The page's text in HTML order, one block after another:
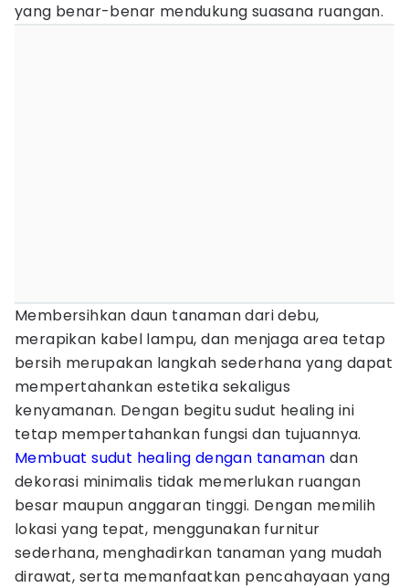
yang benar-benar mendukung suasana ruangan.
Membersihkan daun tanaman dari debu,
merapikan kabel lampu, dan menjaga area tetap
bersih merupakan langkah sederhana yang dapat
mempertahankan estetika sekaligus
kenyamanan. Dengan begitu sudut healing ini
tetap mempertahankan fungsi dan tujuannya.
Membuat sudut healing dengan tanaman dan
dekorasi minimalis tidak memerlukan ruangan
besar maupun anggaran tinggi. Dengan memilih
lokasi yang tepat, menggunakan furnitur
sederhana, menghadirkan tanaman yang mudah
dirawat, serta memanfaatkan pencahayaan yang